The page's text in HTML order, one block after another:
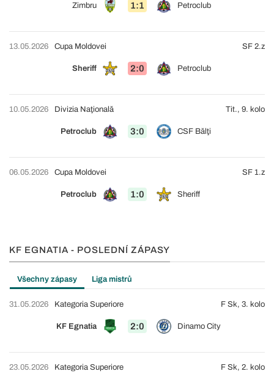
Zimbru 1:1 Petroclub
13.05.2026
Sheriff 2:0 Petroclub
Cupa Moldovei SF 2.z
10.05.2026
Petroclub 3:0 CSF Bălţi
Divizia Naţională Tit., 9. kolo
06.05.2026
Petroclub 1:0 Sheriff
Cupa Moldovei SF 1.z
KF EGNATIA - POSLEDNÍ ZÁPASY
Všechny zápasy Liga mistrů
31.05.2026
KF Egnatia 2:0 Dinamo City
Kategoria Superiore F Sk, 3. kolo
23.05.2026 Kategoria Superiore F Sk, 2. kolo